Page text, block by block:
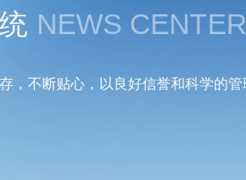
NEWS CENTER
，不断贴心，以良好信誉和科学的